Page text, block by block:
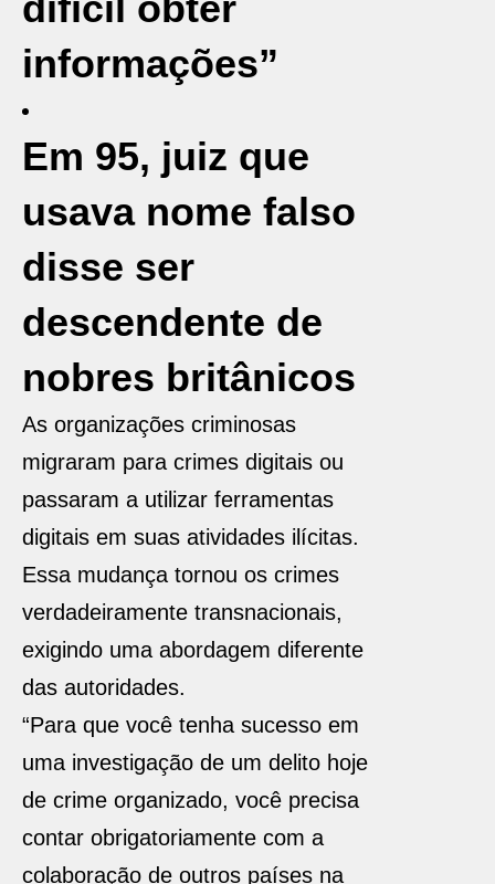
informações”
Em 95, juiz que
usava nome falso
disse ser
descendente de
nobres britânicos
As organizações criminosas
migraram para crimes digitais ou
passaram a utilizar ferramentas
digitais em suas atividades ilícitas.
Essa mudança tornou os crimes
verdadeiramente transnacionais,
exigindo uma abordagem diferente
das autoridades.
“Para que você tenha sucesso em
uma investigação de um delito hoje
de crime organizado, você precisa
contar obrigatoriamente com a
colaboração de outros países na